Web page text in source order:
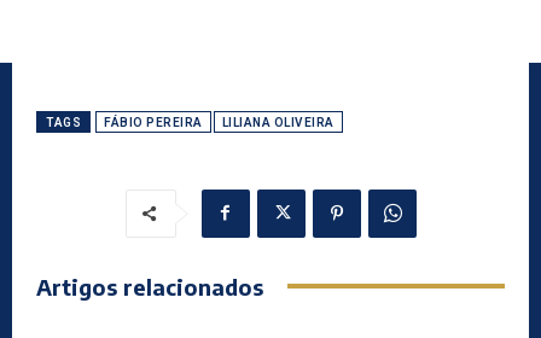
TAGS FÁBIO PEREIRA LILIANA OLIVEIRA
Artigos relacionados